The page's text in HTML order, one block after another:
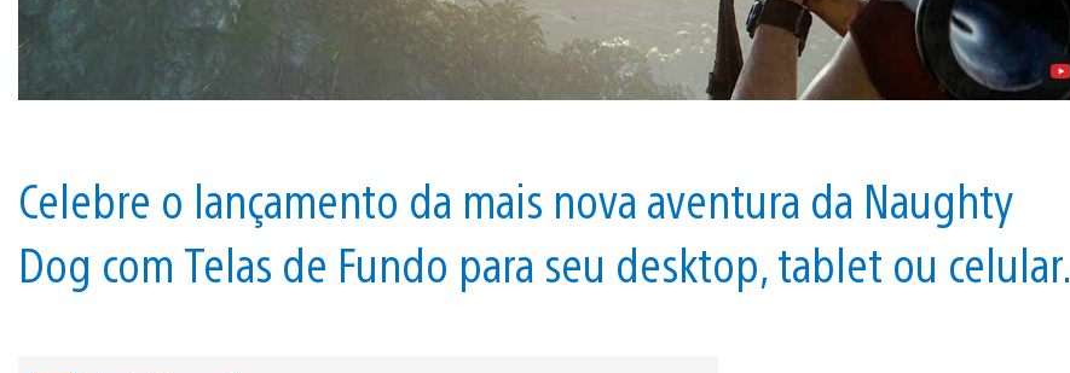
Fundo
Vídeo
Celebre o lançamento da mais nova aventura da Naughty
Dog com Telas de Fundo para seu desktop, tablet ou celular.